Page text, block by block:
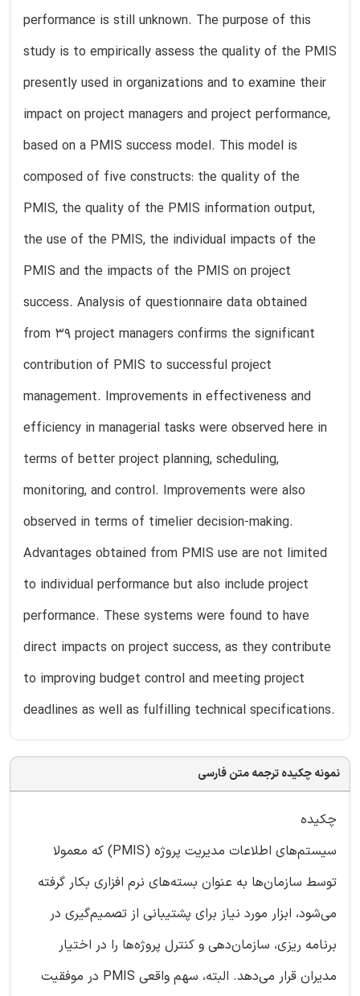
performance is still unknown. The purpose of this
study is to empirically assess the quality of the PMIS
presently used in organizations and to examine their
impact on project managers and project performance,
based on a PMIS success model. This model is
composed of five constructs: the quality of the
PMIS, the quality of the PMIS information output,
the use of the PMIS, the individual impacts of the
PMIS and the impacts of the PMIS on project
success. Analysis of questionnaire data obtained
from 39 project managers confirms the significant
contribution of PMIS to successful project
management. Improvements in effectiveness and
efficiency in managerial tasks were observed here in
terms of better project planning, scheduling,
monitoring, and control. Improvements were also
observed in terms of timelier decision-making.
Advantages obtained from PMIS use are not limited
to individual performance but also include project
performance. These systems were found to have
direct impacts on project success, as they contribute
to improving budget control and meeting project
deadlines as well as fulfilling technical specifications.
نمونه چکیده ترجمه متن فارسی
چکیده
سیستم‌های اطلاعات مدیریت پروژه (PMIS) که معمولا
توسط‌ سازمان‌ها به عنوان بسته‌های نرم افزاری بکار گرفته
می‌شود، ابزار مورد نیاز برای پشتیبانی از تصمیم‌گیری در
برنامه ریزی، سازمان‌دهی و کنترل پروژه‌ها را در اختیار
مدیران قرار می‌دهد. البته، سهم واقعی PMIS در موفقیت